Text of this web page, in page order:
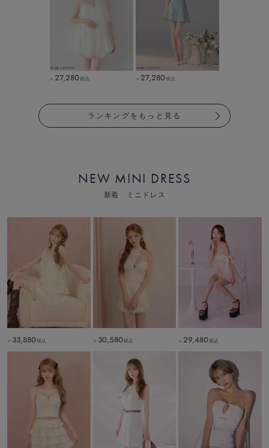
￥ 27,280税込 ￥ 27,280税込
ランキングをもっと見る
NEW MINI DRESS
新着 ミニドレス
￥ 33,880税込 ￥ 30,580税込 ￥ 29,480税込